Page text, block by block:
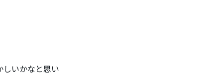
いかなと思い